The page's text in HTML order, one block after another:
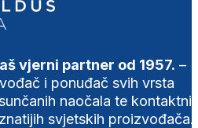
vjerni partner od 1957. –
i ponuđač svih vrsta
naočala te
svjetskih proizvođača.